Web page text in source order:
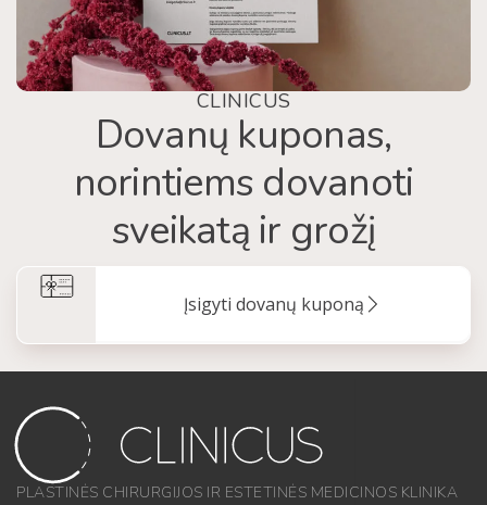
CLINICUS
Dovanų kuponas,
norintiems dovanoti
sveikatą ir grožį
Įsigyti dovanų kuponą
PLASTINĖS CHIRURGIJOS IR ESTETINĖS MEDICINOS KLINIKA